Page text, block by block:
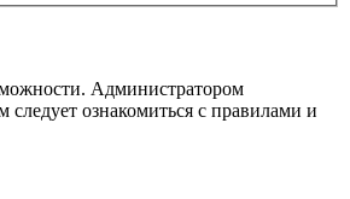
Администратором
ознакомиться с правилами и